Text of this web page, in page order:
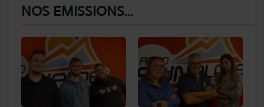
NOS EMISSIONS...